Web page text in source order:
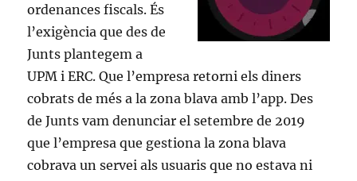
ordenances fiscals. És
l’exigència que des de
Junts plantegem a
UPM i ERC. Que l’empresa retorni els diners
cobrats de més a la zona blava amb l’app. Des
de Junts vam denunciar el setembre de 2019
que l’empresa que gestiona la zona blava
cobrava un servei als usuaris que no estava ni